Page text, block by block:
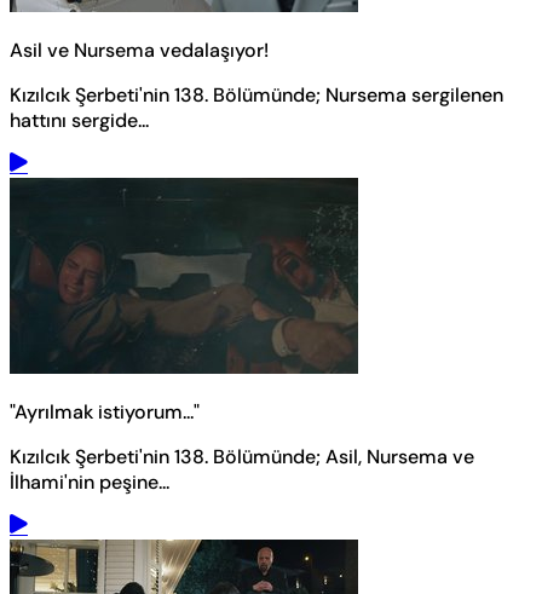
Asil ve Nursema vedalaşıyor!
Kızılcık Şerbeti'nin 138. Bölümünde; Nursema sergilenen
hattını sergide...
"Ayrılmak istiyorum..."
Kızılcık Şerbeti'nin 138. Bölümünde; Asil, Nursema ve
İlhami'nin peşine...